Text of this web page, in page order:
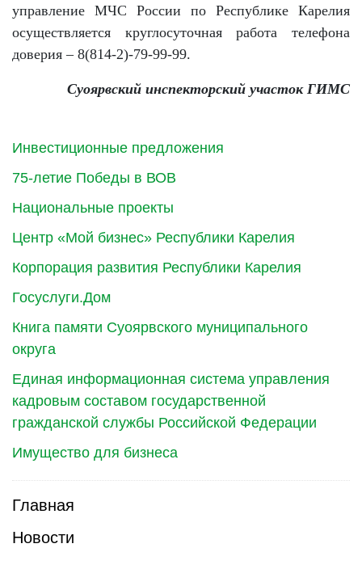
Инвестиционные предложения
75-летие Победы в ВОВ
Национальные проекты
Центр «Мой бизнес» Республики Карелия
Корпорация развития Республики Карелия
Госуслуги.Дом
Книга памяти Суоярвского муниципального
округа
Единая информационная система управления
кадровым составом государственной
гражданской службы Российской Федерации
Имущество для бизнеса
Главная
Новости
управление МЧС России по Республике Карелия
осуществляется круглосуточная работа телефона
доверия – 8(814-2)-79-99-99.
Суоярвский инспекторский участок ГИМС